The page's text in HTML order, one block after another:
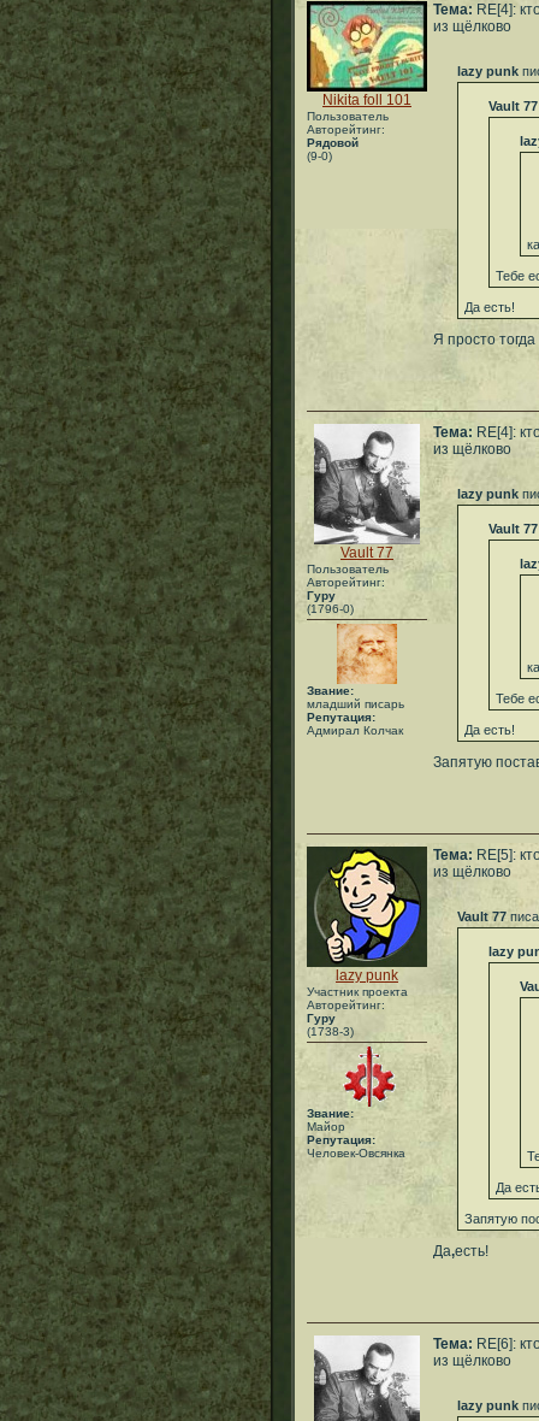
Nikita foll 101
Пользователь
Авторейтинг:
Рядовой
(9-0)
Тема: RE[4]:
из щёлково
lazy punk
Vault 77
Тебе
Да есть!
Я просто
Vault 77
Пользователь
Авторейтинг:
Гуру
(1796-0)
Звание:
младший писарь
Репутация:
Адмирал Колчак
Тема: RE[4]:
из щёлково
lazy punk
Vault 77
Тебе
Да есть!
Запятую
lazy punk
Участник проекта
Авторейтинг:
Гуру
(1738-3)
Звание:
Майор
Репутация:
Человек-Овсянка
Тема: RE[5]:
из щёлково
Vault 77
lazy
Да
Запятую
Да,есть!
Тема: RE[6]:
из щёлково
lazy punk